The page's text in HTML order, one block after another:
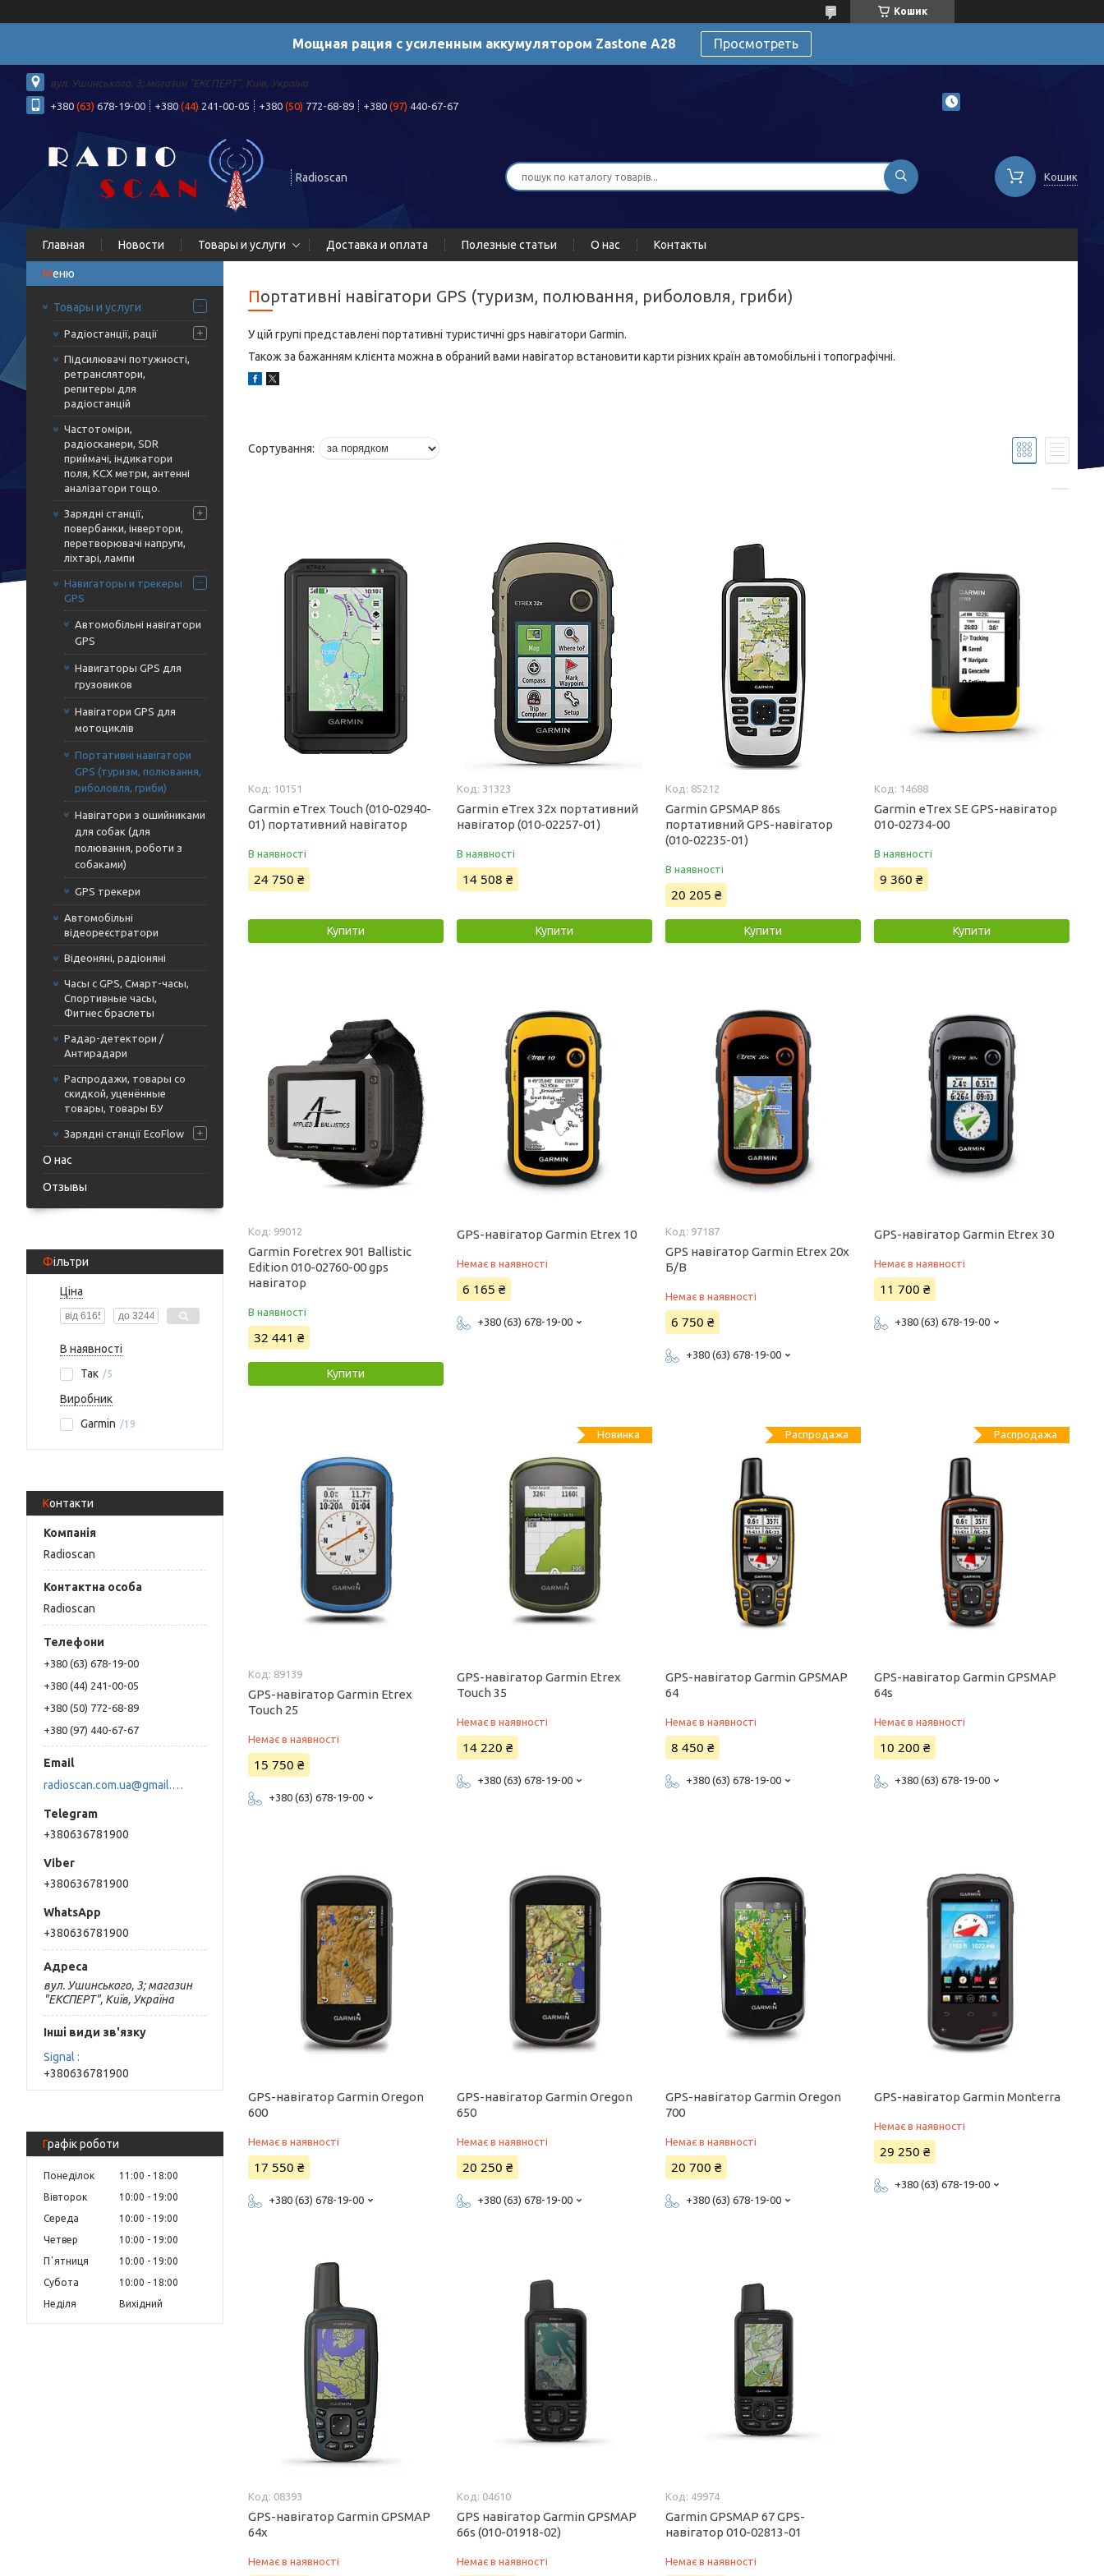
Кошик
Мощная рация с усиленным аккумулятором Zastone A28 Просмотреть
вул. Ушинського, 3; магазин "ЕКСПЕРТ", Київ, Україна
+380 (63) 678-19-00 +380 (44) 241-00-05 +380 (50) 772-68-89 +380 (97) 440-67-67
Radioscan Кошик
Главная Новости Товары и услуги Доставка и оплата Полезные статьи О нас Контакты
Товары и услуги
Радіостанції, рації
Підсилювачі потужності,
ретранслятори,
репитеры для
радіостанцій
Частотоміри,
радіосканери, SDR
приймачі, індикатори
поля, КСХ метри, антенні
аналізатори тощо.
Зарядні станції,
повербанки, інвертори,
перетворювачі напруги,
ліхтарі, лампи
Навигаторы и трекеры
GPS
Автомобільні навігатори
GPS
Навигаторы GPS для
грузовиков
Навігатори GPS для
мотоциклів
Портативні навігатори
GPS (туризм, полювання,
риболовля, гриби)
Навігатори з ошийниками
для собак (для
полювання, роботи з
собаками)
GPS трекери
Автомобільні
відеореєстратори
Відеоняні, радіоняні
Часы с GPS, Смарт-часы,
Спортивные часы,
Фитнес браслеты
Радар-детектори /
Антирадари
Распродажи, товары со
скидкой, уценённые
товары, товары БУ
Зарядні станції EcoFlow
О нас
Отзывы
Фільтри
Ціна
В наявності
Так
5
Виробник
Garmin
19
Контакти
Radioscan
Radioscan
+380 (63) 678-19-00
+380 (44) 241-00-05
+380 (50) 772-68-89
+380 (97) 440-67-67
radioscan.com.ua@gmail.com
+380636781900
+380636781900
+380636781900
вул. Ушинського, 3; магазин
"ЕКСПЕРТ", Київ, Україна
Інші види зв'язку
Signal
+380636781900
Графік роботи
Понеділок 11:00
18:00
Вівторок
10:00
19:00
Середа
10:00
19:00
Четвер
10:00
19:00
Пʼятниця
10:00
19:00
Субота
10:00
18:00
Неділя
Вихідний
Портативні навігатори GPS (туризм, полювання, риболовля, гриби)
У цій групі представлені портативні туристичні gps навігатори Garmin.
Також за бажанням клієнта можна в обраний вами навігатор встановити карти різних країн автомобільні і топографічні.
10151
Garmin eTrex Touch (010-02940-
01) портативний навігатор
В наявності
24 750 ₴
Купити
31323
Garmin eTrex 32x портативний
навігатор (010-02257-01)
В наявності
14 508 ₴
Купити
85212
Garmin GPSMAP 86s
портативний GPS-навігатор
(010-02235-01)
В наявності
20 205 ₴
Купити
14688
Garmin eTrex SE GPS-навігатор
010-02734-00
В наявності
9 360 ₴
Купити
99012
Garmin Foretrex 901 Ballistic
Edition 010-02760-00 gps
навігатор
В наявності
32 441 ₴
Купити
GPS-навігатор Garmin Etrex 10
Немає в наявності
6 165 ₴
+380 (63) 678-19-00
97187
GPS навігатор Garmin Etrex 20x
Б/В
Немає в наявності
6 750 ₴
+380 (63) 678-19-00
GPS-навігатор Garmin Etrex 30
Немає в наявності
11 700 ₴
+380 (63) 678-19-00
89139
GPS-навігатор Garmin Etrex
Touch 25
Немає в наявності
15 750 ₴
+380 (63) 678-19-00
Новинка
GPS-навігатор Garmin Etrex
Touch 35
Немає в наявності
14 220 ₴
+380 (63) 678-19-00
Распродажа
GPS-навігатор Garmin GPSMAP
64
Немає в наявності
8 450 ₴
+380 (63) 678-19-00
Распродажа
GPS-навігатор Garmin GPSMAP
64s
Немає в наявності
10 200 ₴
+380 (63) 678-19-00
GPS-навігатор Garmin Oregon
600
Немає в наявності
17 550 ₴
+380 (63) 678-19-00
GPS-навігатор Garmin Oregon
650
Немає в наявності
20 250 ₴
+380 (63) 678-19-00
GPS-навігатор Garmin Oregon
700
Немає в наявності
20 700 ₴
+380 (63) 678-19-00
GPS-навігатор Garmin Monterra
Немає в наявності
29 250 ₴
+380 (63) 678-19-00
08393
GPS-навігатор Garmin GPSMAP
64x
Немає в наявності
04610
GPS навігатор Garmin GPSMAP
66s (010-01918-02)
Немає в наявності
49974
Garmin GPSMAP 67 GPS-
навігатор 010-02813-01
Немає в наявності